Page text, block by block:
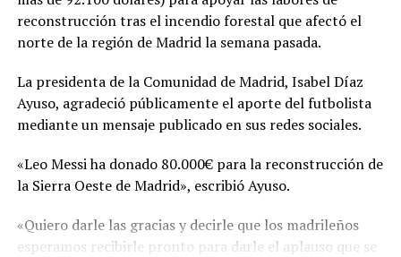
Comparte esto:
Facebook X
Me gusta esto:
reconstrucción tras el incendio forestal que afectó el
norte de la región de Madrid la semana pasada.
La presidenta de la Comunidad de Madrid, Isabel Díaz
Ayuso, agradeció públicamente el aporte del futbolista
mediante un mensaje publicado en sus redes sociales.
«Leo Messi ha donado 80.000€ para la reconstrucción de
la Sierra Oeste de Madrid», escribió Ayuso.
«Quiero darle las gracias y decirle que los madrileños
esperamos recibirle pronto para darle el aplauso que se